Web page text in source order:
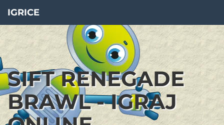
IGRICE
SIFT RENEGADE
BRAWL - IGRAJ